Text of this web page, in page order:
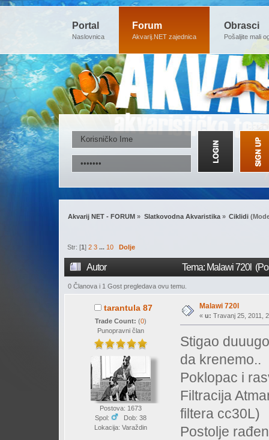
Portal
Naslovnica
Forum
Akvarij.NET zajednica
Obrasci
Pošaljite mali
Akvarij NET - FORUM » Slatkovodna Akvaristika» Ciklidi
Str: [1]2 3 ...10 Dolje
Autor Tema: Malawi 720l
0 Članova i 1 Gost pregledava ovu temu.
tarantula 87
Trade Count: (0)
Punopravni član
Postova: 1673
Spol:
Dob: 38
Lokacija: Varaždin
Malawi 720l
« u: Travanj 25, 2011,
Stigao
da krenemo..
Poklopac i
Filtracija
filtera cc30L)
Postolje